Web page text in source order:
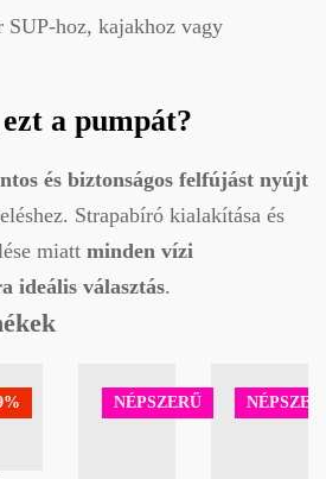
SUP-hoz, kajakhoz vagy
a pumpát?
és biztonságos felfújást nyújt
Strapabíró kialakítása és
miatt minden vízi
ideális választás.
NÉPSZERŰ